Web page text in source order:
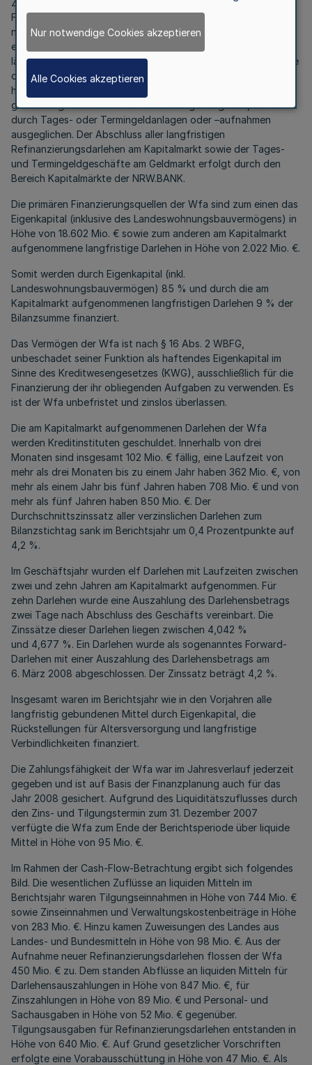
Zahlungsfähigkeit der Wfa sicherzustellen und
Finanzierungsmittel, soweit sie zur Aufgabenerfüllung
notwendig sind, kostengünstig aufzunehmen. Die Aufnahme
erfolgt ausschließlich in Euro und überwiegend mit
längerfristigen Laufzeiten. Kurzfristige Liquiditätsüberschüsse
oder –unterdeckungen, die sich insbesondere aufgrund der
halbjährlichen Einnahmen aus Zins- und Tilgungsterminen bei
gleichzeitig kontinuierlichen Auszahlungen ergeben, werden
durch Tages- oder Termingeldanlagen oder –aufnahmen
ausgeglichen. Der Abschluss aller langfristigen
Refinanzierungsdarlehen am Kapitalmarkt sowie der Tages-
und Termingeldgeschäfte am Geldmarkt erfolgt durch den
Bereich Kapitalmärkte der NRW.BANK.
Die primären Finanzierungsquellen der Wfa sind zum einen das
Eigenkapital (inklusive des Landeswohnungsbauvermögens) in
Höhe von 18.602 Mio. € sowie zum anderen am Kapitalmarkt
aufgenommene langfristige Darlehen in Höhe von 2.022 Mio. €.
Somit werden durch Eigenkapital (inkl.
Landeswohnungsbauvermögen) 85 % und durch die am
Kapitalmarkt aufgenommenen langfristigen Darlehen 9 % der
Bilanzsumme finanziert.
Das Vermögen der Wfa ist nach § 16 Abs. 2 WBFG,
unbeschadet seiner Funktion als haftendes Eigenkapital im
Sinne des Kreditwesengesetzes (KWG), ausschließlich für die
Finanzierung der ihr obliegenden Aufgaben zu verwenden. Es
ist der Wfa unbefristet und zinslos überlassen.
Die am Kapitalmarkt aufgenommenen Darlehen der Wfa
werden Kreditinstituten geschuldet. Innerhalb von drei
Monaten sind insgesamt 102 Mio. € fällig, eine Laufzeit von
mehr als drei Monaten bis zu einem Jahr haben 362 Mio. €, von
mehr als einem Jahr bis fünf Jahren haben 708 Mio. € und von
mehr als fünf Jahren haben 850 Mio. €. Der
Durchschnittszinssatz aller verzinslichen Darlehen zum
Bilanzstichtag sank im Berichtsjahr um 0,4 Prozentpunkte auf
4,2 %.
Im Geschäftsjahr wurden elf Darlehen mit Laufzeiten zwischen
zwei und zehn Jahren am Kapitalmarkt aufgenommen. Für
zehn Darlehen wurde eine Auszahlung des Darlehensbetrags
zwei Tage nach Abschluss des Geschäfts vereinbart. Die
Zinssätze dieser Darlehen liegen zwischen 4,042 %
und 4,677 %. Ein Darlehen wurde als sogenanntes Forward-
Darlehen mit einer Auszahlung des Darlehensbetrags am
6. März 2008 abgeschlossen. Der Zinssatz beträgt 4,2 %.
Insgesamt waren im Berichtsjahr wie in den Vorjahren alle
langfristig gebundenen Mittel durch Eigenkapital, die
Rückstellungen für Altersversorgung und langfristige
Verbindlichkeiten finanziert.
Die Zahlungsfähigkeit der Wfa war im Jahresverlauf jederzeit
gegeben und ist auf Basis der Finanzplanung auch für das
Jahr 2008 gesichert. Aufgrund des Liquiditätszuflusses durch
den Zins- und Tilgungstermin zum 31. Dezember 2007
verfügte die Wfa zum Ende der Berichtsperiode über liquide
Mittel in Höhe von 95 Mio. €.
Im Rahmen der Cash-Flow-Betrachtung ergibt sich folgendes
Bild. Die wesentlichen Zuflüsse an liquiden Mitteln im
Berichtsjahr waren Tilgungseinnahmen in Höhe von 744 Mio. €
sowie Zinseinnahmen und Verwaltungskostenbeiträge in Höhe
von 283 Mio. €. Hinzu kamen Zuweisungen des Landes aus
Landes- und Bundesmitteln in Höhe von 98 Mio. €. Aus der
Aufnahme neuer Refinanzierungsdarlehen flossen der Wfa
450 Mio. € zu. Dem standen Abflüsse an liquiden Mitteln für
Darlehensauszahlungen in Höhe von 847 Mio. €, für
Zinszahlungen in Höhe von 89 Mio. € und Personal- und
Sachausgaben in Höhe von 52 Mio. € gegenüber.
Tilgungsausgaben für Refinanzierungsdarlehen entstanden in
Höhe von 640 Mio. €. Auf Grund gesetzlicher Vorschriften
erfolgte eine Vorabausschüttung in Höhe von 47 Mio. €. Als
Nur notwendige Cookies akzeptieren
Alle Cookies akzeptieren